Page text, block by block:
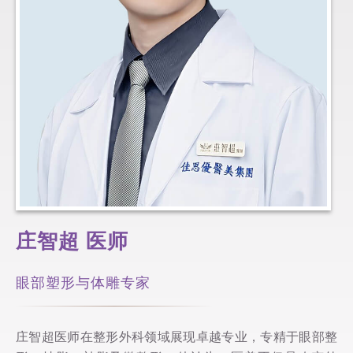
庄智超 医师
眼部塑形与体雕专家
庄智超医师在整形外科领域展现卓越专业，专精于眼部整